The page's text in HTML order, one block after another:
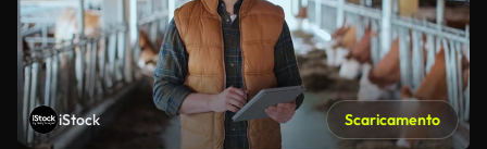
iStock Scaricamento